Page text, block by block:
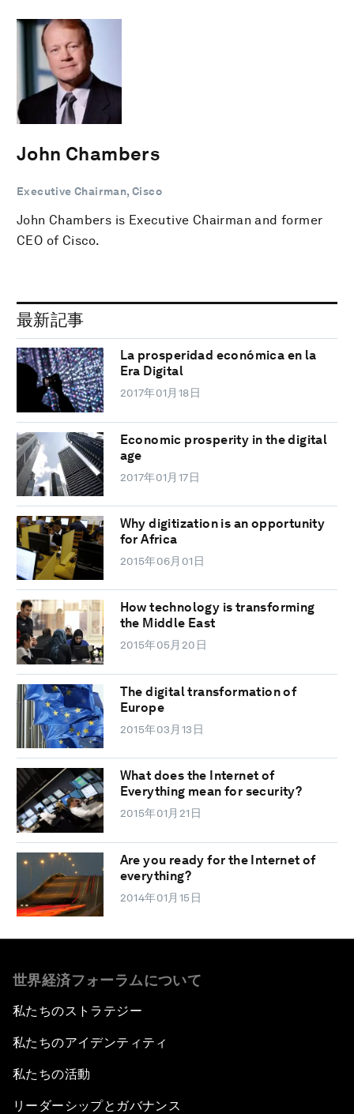
John Chambers
Executive Chairman, Cisco
John Chambers is Executive Chairman and former
CEO of Cisco.
最新記事
La prosperidad económica en la
Era Digital
2017年01月18日
Economic prosperity in the digital
age
2017年01月17日
Why digitization is an opportunity
for Africa
2015年06月01日
How technology is transforming
the Middle East
2015年05月20日
The digital transformation of
Europe
2015年03月13日
What does the Internet of
Everything mean for security?
2015年01月21日
Are you ready for the Internet of
everything?
2014年01月15日
世界経済フォーラムについて
私たちのストラテジー
私たちのアイデンティティ
私たちの活動
リーダーシップとガバナンス